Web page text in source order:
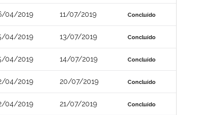
04/2019 11/07/2019 Concluído
04/2019 13/07/2019 Concluído
04/2019 14/07/2019 Concluído
04/2019 20/07/2019 Concluído
04/2019 21/07/2019 Concluído